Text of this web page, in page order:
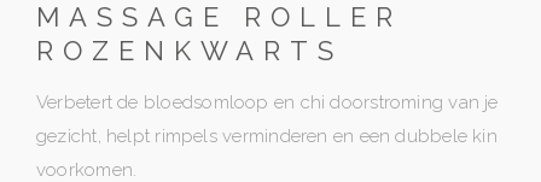
MASSAGE ROLLER
ROZENKWARTS
Verbetert de bloedsomloop en chi doorstroming van je
gezicht, helpt rimpels verminderen en een dubbele kin
voorkomen.